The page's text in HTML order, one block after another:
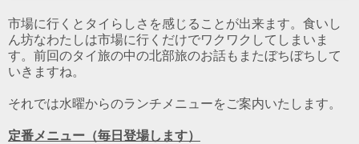
市場に行くとタイらしさを感じることが出来ます。食いし
ん坊なわたしは市場に行くだけでワクワクしてしまいま
す。前回のタイ旅の中の北部旅のお話もまたぼちぼちして
いきますね。
それでは水曜からのランチメニューをご案内いたします。
定番メニュー（毎日登場します）